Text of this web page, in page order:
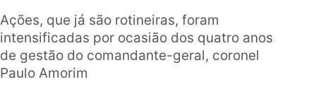
Ações, que já são rotineiras, foram
intensificadas por ocasião dos quatro anos
de gestão do comandante-geral, coronel
Paulo Amorim